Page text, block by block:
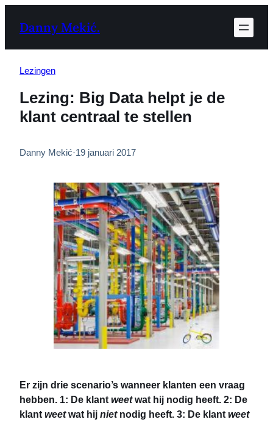
naarDanny Mekić.
Lezingen
Lezing: Big Data helpt je de
klant centraal te stellen
Danny Mekić·19 januari 2017
Er zijn drie scenario’s wanneer klanten een vraag
hebben. 1: De klant weetwat hij nodig heeft. 2: De
klant weetwat hij nietnodig heeft. 3: De klant weet